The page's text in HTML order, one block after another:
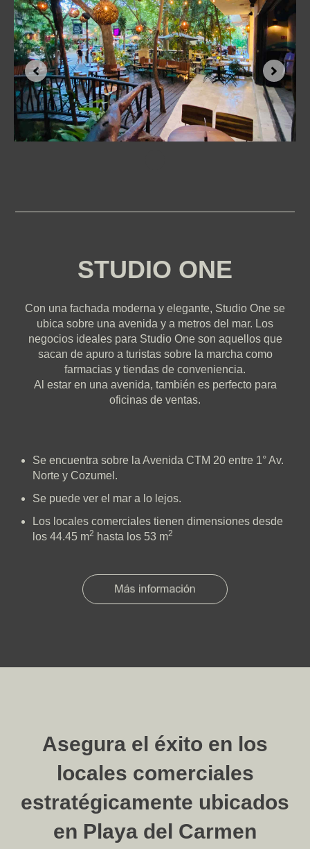
STUDIO ONE
Con una fachada moderna y elegante, Studio One se
ubica sobre una avenida y a metros del mar. Los
negocios ideales para Studio One son aquellos que
sacan de apuro a turistas sobre la marcha como
farmacias y tiendas de conveniencia.
Al estar en una avenida, también es perfecto para
oficinas de ventas.
Se encuentra sobre la Avenida CTM 20 entre 1° Av.
Norte y Cozumel.
Se puede ver el mar a lo lejos.
Los locales comerciales tienen dimensiones desde
los 44.45 m2 hasta los 53 m2
Asegura el éxito en los
locales comerciales
estratégicamente ubicados
en Playa del Carmen